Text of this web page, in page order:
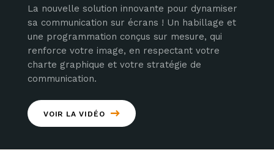
La nouvelle solution innovante pour dynamiser
sa communication sur écrans ! Un habillage et
une programmation conçus sur mesure, qui
renforce votre image, en respectant votre
charte graphique et votre stratégie de
communication.
VOIR LA VIDÉO